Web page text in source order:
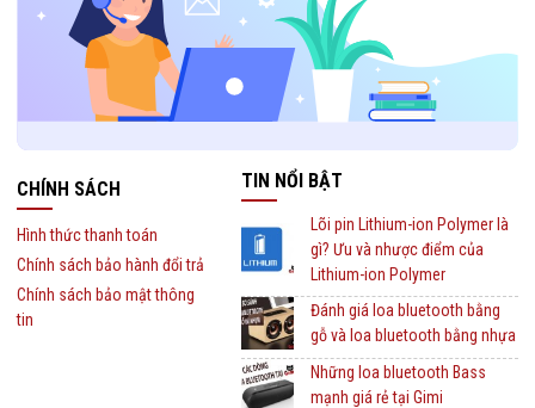
CHÍNH SÁCH
Hình thức thanh toán
Chính sách bảo hành đổi trả
Chính sách bảo mật thông
tin
TIN NỔI BẬT
Lõi pin Lithium-ion Polymer là
gì? Ưu và nhược điểm của
Lithium-ion Polymer
Đánh giá loa bluetooth bằng
gỗ và loa bluetooth bằng nhựa
Những loa bluetooth Bass
mạnh giá rẻ tại Gimi